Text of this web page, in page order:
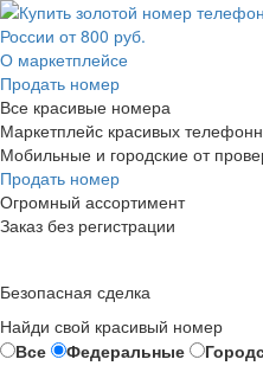
О маркетплейсе
Продать номер
Все красивые номера
Маркетплейс красивых
Мобильные и городские от
Продать номер
Огромный ассортимент
Заказ без регистрации
Безопасная сделка
Найди свой красивый номер
Все
Федеральные